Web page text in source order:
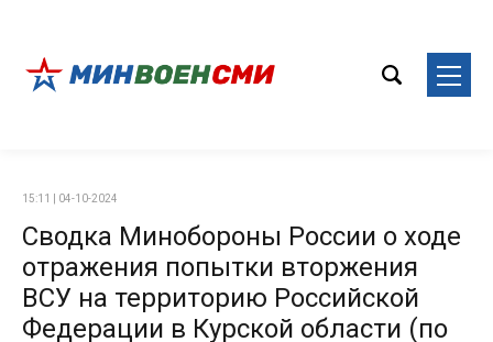
15:11 | 04-10-2024
Сводка Минобороны России о ходе
отражения попытки вторжения
ВСУ на территорию Российской
Федерации в Курской области (по